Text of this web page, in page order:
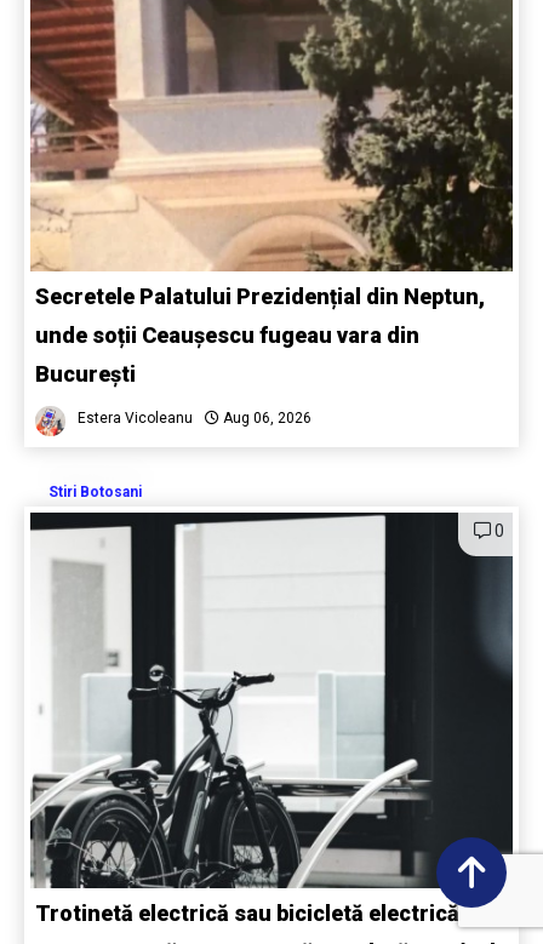
Secretele Palatului Prezidențial din Neptun,
unde soții Ceaușescu fugeau vara din
București
Estera Vicoleanu Aug 06, 2026
Stiri Botosani
0
Trotinetă electrică sau bicicletă electrică